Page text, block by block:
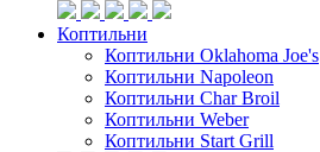
Коптильни
Коптильни Oklahoma Joe's
Коптильни Napoleon
Коптильни Char Broil
Коптильни Weber
Коптильни Start Grill